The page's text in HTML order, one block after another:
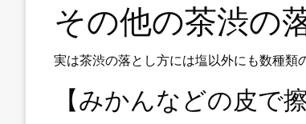
その他の茶渋の
実は茶渋の落とし方には塩以外にも数種類
【みかんなどの皮で擦